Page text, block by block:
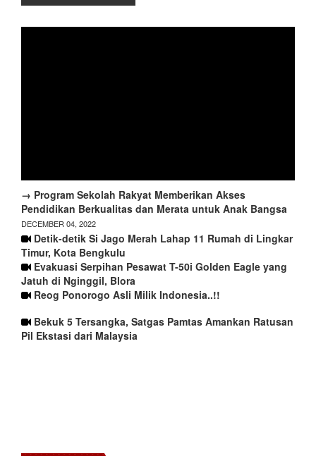
→ Program Sekolah Rakyat Memberikan Akses
Pendidikan Berkualitas dan Merata untuk Anak Bangsa
DECEMBER 04, 2022
Detik-detik Si Jago Merah Lahap 11 Rumah di Lingkar
Timur, Kota Bengkulu
Evakuasi Serpihan Pesawat T-50i Golden Eagle yang
Jatuh di Nginggil, Blora
Reog Ponorogo Asli Milik Indonesia..!!
Bekuk 5 Tersangka, Satgas Pamtas Amankan Ratusan
Pil Ekstasi dari Malaysia